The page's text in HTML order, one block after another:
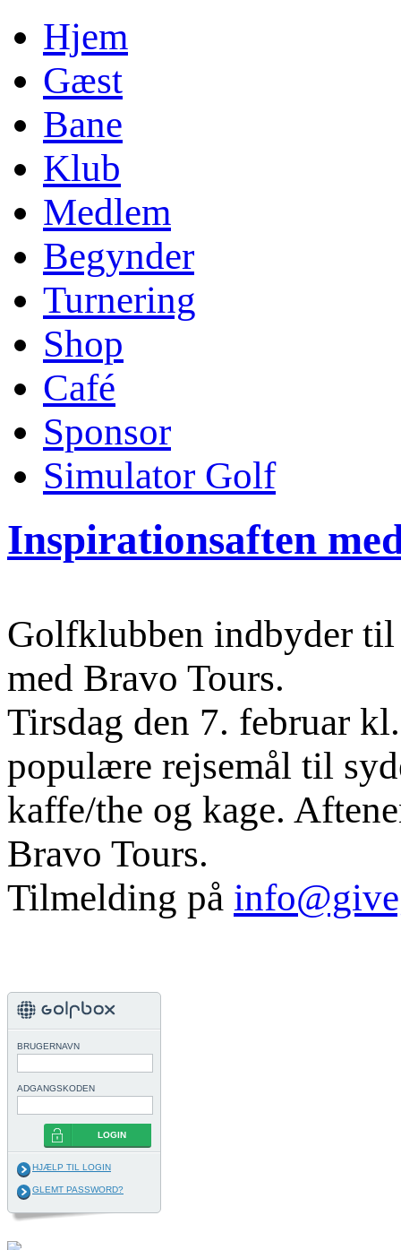
Hjem
Gæst
Bane
Klub
Medlem
Begynder
Turnering
Shop
Café
Sponsor
Simulator Golf
Inspirationsaften
Golfklubben indbyder til
med Bravo Tours.
Tirsdag den 7. februar
populære rejsemål til
kaffe/the og kage.
Bravo Tours.
Tilmelding på
BRUGERNAVN
ADGANGSKODEN
LOGIN
HJÆLP TIL LOGIN
GLEMT PASSWORD?